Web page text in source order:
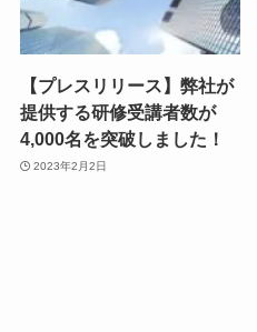
【プレスリリース】弊社が
提供する研修受講者数が
4,000名を突破しました！
2023年2月2日